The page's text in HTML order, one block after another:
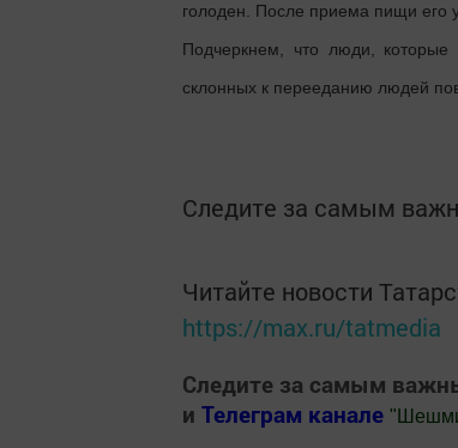
голоден. После приема пищи его
Подчеркнем, что люди,
склонных к перееданию людей
Следите за самым
Читайте новости
https://max.ru/tatmedia
Следите за самым
и Телеграм канале "